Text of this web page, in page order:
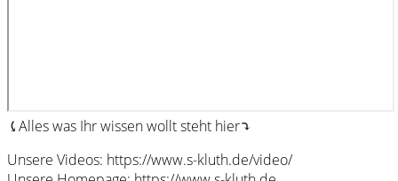
⤹Alles was Ihr wissen wollt steht hier⤵︎
Unsere Videos: https://www.s-kluth.de/video/